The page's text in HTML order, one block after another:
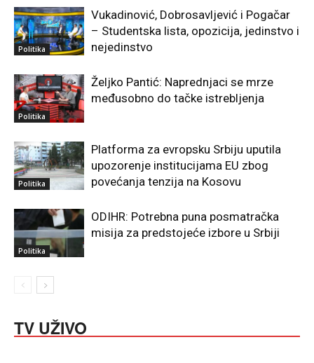
Politika
Vukadinović, Dobrosavljević i Pogačar
– Studentska lista, opozicija, jedinstvo i
nejedinstvo
Politika
Željko Pantić: Naprednjaci se mrze
međusobno do tačke istrebljenja
Politika
Platforma za evropsku Srbiju uputila
upozorenje institucijama EU zbog
povećanja tenzija na Kosovu
Politika
ODIHR: Potrebna puna posmatračka
misija za predstojeće izbore u Srbiji
TV UŽIVO